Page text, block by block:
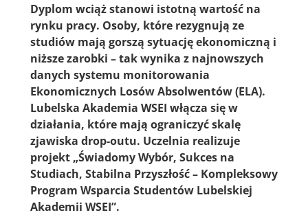
Dyplom wciąż stanowi istotną wartość na
rynku pracy. Osoby, które rezygnują ze
studiów mają gorszą sytuację ekonomiczną i
niższe zarobki – tak wynika z najnowszych
danych systemu monitorowania
Ekonomicznych Losów Absolwentów (ELA).
Lubelska Akademia WSEI włącza się w
działania, które mają ograniczyć skalę
zjawiska drop-outu. Uczelnia realizuje
projekt „Świadomy Wybór, Sukces na
Studiach, Stabilna Przyszłość – Kompleksowy
Program Wsparcia Studentów Lubelskiej
Akademii WSEI”.